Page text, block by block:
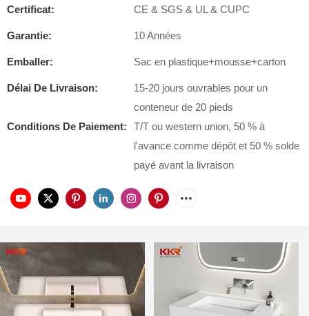
Certificat: CE & SGS & UL & CUPC
Garantie: 10 Années
Emballer: Sac en plastique+mousse+carton
Délai De Livraison:
15-20 jours ouvrables pour un
conteneur de 20 pieds
Conditions De Paiement:
T/T ou western union, 50 % à
l'avance comme dépôt et 50 % solde
payé avant la livraison